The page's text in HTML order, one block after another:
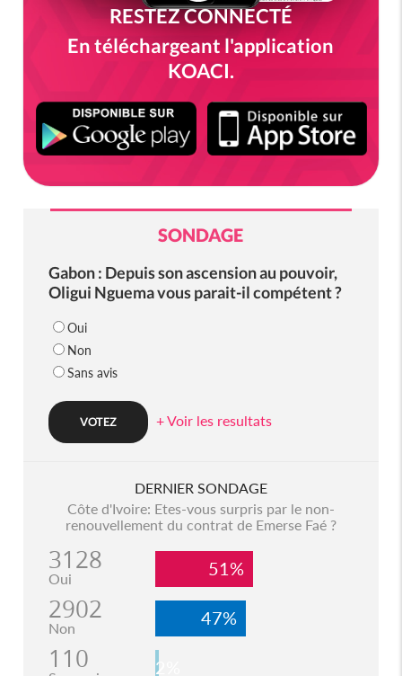
RESTEZ CONNECTÉ
En téléchargeant l'application
KOACI.
SONDAGE
Gabon : Depuis son ascension au pouvoir,
Oligui Nguema vous parait-il compétent ?
Oui
Non
Sans avis
+ Voir les resultats
DERNIER SONDAGE
Côte d'Ivoire: Etes-vous surpris par le non-
renouvellement du contrat de Emerse Faé ?
3128
Oui 51%
2902
Non 47%
110 2%